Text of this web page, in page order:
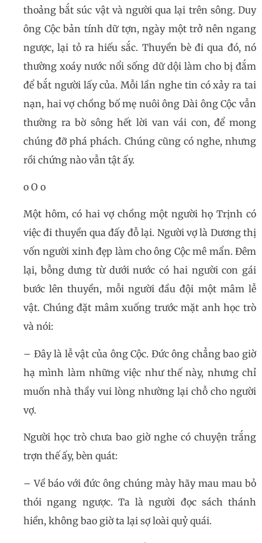
thoảng bắt súc vật và người qua lại trên sông. Duy
ông Cộc bản tính dữ tợn, ngày một trở nên ngang
ngược, lại tỏ ra hiếu sắc. Thuyền bè đi qua đó, nó
thường xoáy nước nổi sống dữ dội làm cho bị đắm
để bắt người lấy của. Mỗi lần nghe tin có xảy ra tai
nạn, hai vợ chồng bố mẹ nuôi ông Dài ông Cộc vẫn
thường ra bờ sông hết lời van vái con, để mong
chúng đỡ phá phách. Chúng cũng có nghe, nhưng
rồi chứng nào vẫn tật ấy.
o O o
Một hôm, có hai vợ chồng một người họ Trịnh có
việc đi thuyền qua đấy đỗ lại. Người vợ là Dương thị
vốn người xinh đẹp làm cho ông Cộc mê mẩn. Đêm
lại, bỗng dưng từ dưới nước có hai người con gái
bước lên thuyền, mỗi người đầu đội một mâm lễ
vật. Chúng đặt mâm xuống trước mặt anh học trò
và nói:
– Đây là lễ vật của ông Cộc. Đức ông chẳng bao giờ
hạ mình làm những việc như thế này, nhưng chỉ
muốn nhà thầy vui lòng nhường lại chỗ cho người
vợ.
Người học trò chưa bao giờ nghe có chuyện trắng
trợn thế ấy, bèn quát:
– Về báo với đức ông chúng mày hãy mau mau bỏ
thói ngang ngược. Ta là người đọc sách thánh
hiền, không bao giờ ta lại sợ loài quỷ quái.